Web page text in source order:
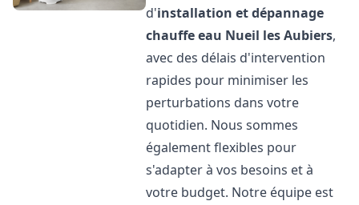
d'installation et dépannage
chauffe eau Nueil les Aubiers,
avec des délais d'intervention
rapides pour minimiser les
perturbations dans votre
quotidien. Nous sommes
également flexibles pour
s'adapter à vos besoins et à
votre budget. Notre équipe est